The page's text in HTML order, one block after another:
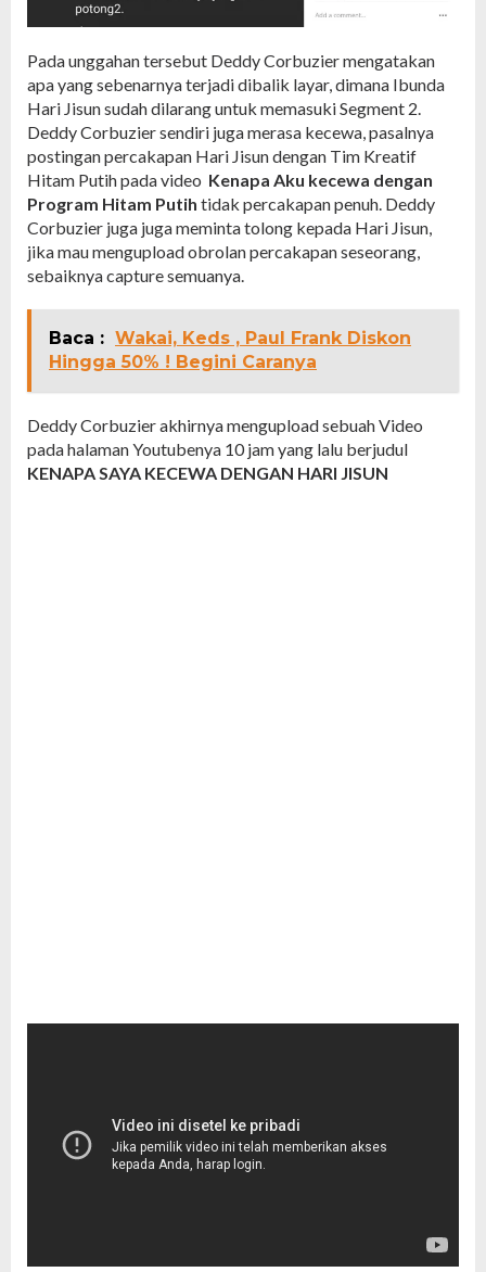
Pada unggahan tersebut Deddy Corbuzier mengatakan
apa yang sebenarnya terjadi dibalik layar, dimana Ibunda
Hari Jisun sudah dilarang untuk memasuki Segment 2.
Deddy Corbuzier sendiri juga merasa kecewa, pasalnya
postingan percakapan Hari Jisun dengan Tim Kreatif
Hitam Putih pada video Kenapa Aku kecewa dengan
Program Hitam Putih tidak percakapan penuh. Deddy
Corbuzier juga juga meminta tolong kepada Hari Jisun,
jika mau mengupload obrolan percakapan seseorang,
sebaiknya capture semuanya.
Baca : Wakai, Keds , Paul Frank Diskon
Hingga 50% ! Begini Caranya
Deddy Corbuzier akhirnya mengupload sebuah Video
pada halaman Youtubenya 10 jam yang lalu berjudul
KENAPA SAYA KECEWA DENGAN HARI JISUN